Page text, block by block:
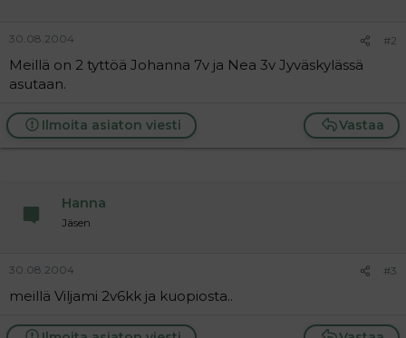
30.08.2004 #2
Meillä on 2 tyttöä Johanna 7v ja Nea 3v Jyväskylässä
asutaan.
Vastaa
Ilmoita asiaton viesti
Hanna
Jäsen
30.08.2004 #3
meillä Viljami 2v6kk ja kuopiosta..